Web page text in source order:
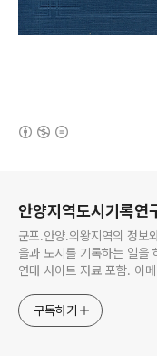
안양지역도시기록연
군포.안양.의왕지역의 정보
을과 도시를 기록하는 일을 하고 있습니다. (구)안양지역시민
연대 사이트 자료 포함.
구독하기